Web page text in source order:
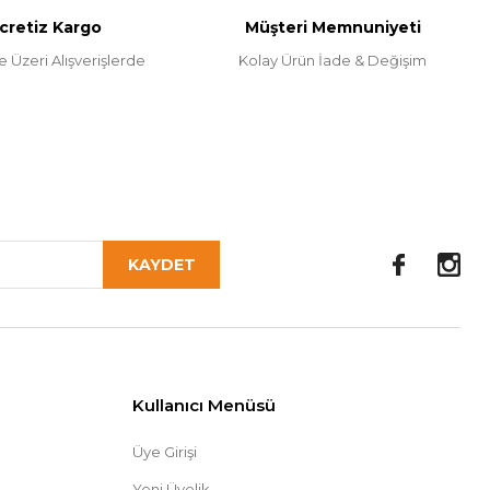
Kargo
Üzeri Alışverişlerde
Müşteri Memnuniyeti
Kolay Ürün İade & Değişim
KAYDET
Kullanıcı Menüsü
Üye Girişi